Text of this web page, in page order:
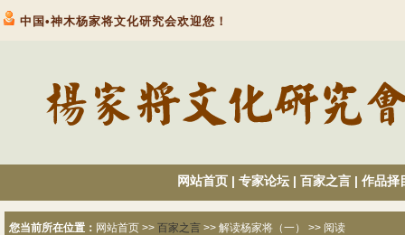
中国•神木杨家将文化研究会欢迎您！
网站首页 | 专家论坛 | 百家之言 | 作品择
您当前所在位置： 网站首页 >> 百家之言 >> 解读杨家将（一） >> 阅读